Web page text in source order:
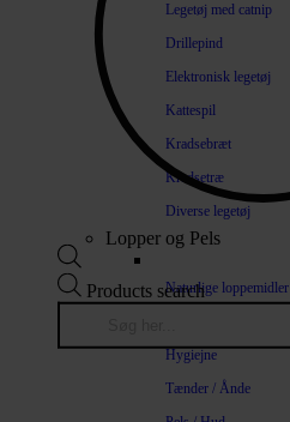
Legetøj med catnip
Drillepind
Elektronisk legetøj
Kattespil
Kradsebræt
Kradsetræ
Diverse legetøj
Lopper og Pels
Naturlige loppemidler
Hygiejne
Tænder / Ånde
Products search